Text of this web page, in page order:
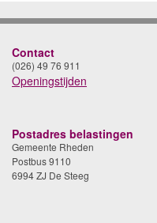
Contact
(026) 49 76 911
Openingstijden
Postadres belastingen
Gemeente Rheden
Postbus 9110
6994 ZJ De Steeg